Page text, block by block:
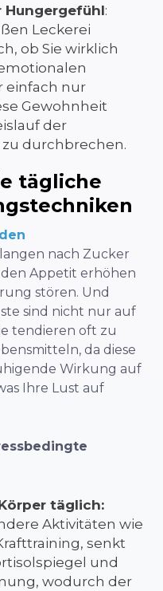
Hungergefühl:
Leckerei
ob Sie wirklich
einfach nur
Gewohnheit
der
durchbrechen.
tägliche
nach Zucker
Appetit erhöhen
stören. Und
sind nicht nur auf
tendieren oft zu
da diese
Wirkung auf
Ihre Lust auf
täglich:
Aktivitäten wie
senkt
und
wodurch der